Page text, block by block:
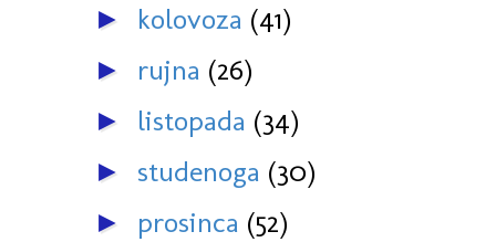
► kolovoza (41)
► rujna (26)
► listopada (34)
► studenoga (30)
► prosinca (52)